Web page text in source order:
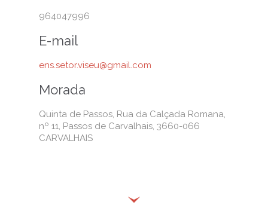
964047996
E-mail
ens.setor.viseu@gmail.com
Morada
Quinta de Passos, Rua da Calçada Romana,
nº 11, Passos de Carvalhais, 3660-066
CARVALHAIS
